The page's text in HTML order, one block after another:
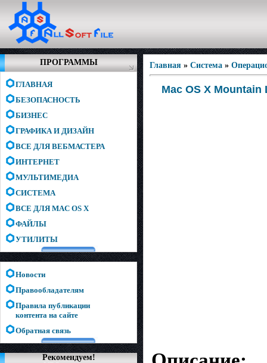
ПРОГРАММЫ
ГЛАВНАЯ
БЕЗОПАСНОСТЬ
БИЗНЕС
ГРАФИКА И ДИЗАЙН
ВСЕ ДЛЯ ВЕБМАСТЕРА
ИНТЕРНЕТ
МУЛЬТИМЕДИА
СИСТЕМА
ВСЕ ДЛЯ MAC OS X
ФАЙЛЫ
УТИЛИТЫ
Новости
Правообладателям
Правила публикации
контента на сайте
Обратная связь
Рекомендуем!
Главная » Система »
Mac OS X